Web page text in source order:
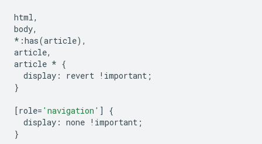
html,
body,
*:has(article),
article,
article * {
display : revert ! important ;
}
[role= 'navigation' ]
{
display : none ! important ;
}